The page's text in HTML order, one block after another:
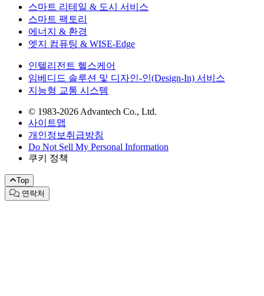
스마트 리테일 & 도시 서비스
스마트 팩토리
에너지 & 환경
엣지 컴퓨팅 & WISE-Edge
인텔리전트 헬스케어
임베디드 솔루션 및 디자인-인(Design-In) 서비스
지능형 교통 시스템
© 1983-2026 Advantech Co., Ltd.
사이트맵
개인정보취급방침
Do Not Sell My Personal Information
쿠키 정책
Top
연락처